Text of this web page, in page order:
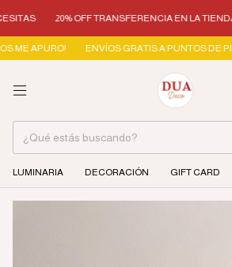
20% OFF TRANSFERENCIA EN LA TIENDA
ENVÍOS GRATIS A PUNTOS DE PICKUP
LUMINARIA DECORACIÓN GIFT CARD